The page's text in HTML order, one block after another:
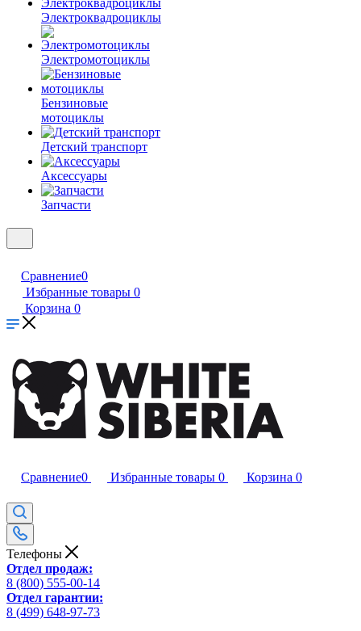
Электроквадроциклы
Электромотоциклы
Бензиновые
мотоциклы
Детский транспорт
Аксессуары
Запчасти
Сравнение0
Избранные товары 0
Корзина 0
Сравнение0 Избранные товары 0 Корзина 0
Телефоны
Отдел продаж:
8 (800) 555-00-14
Отдел гарантии:
8 (499) 648-97-73